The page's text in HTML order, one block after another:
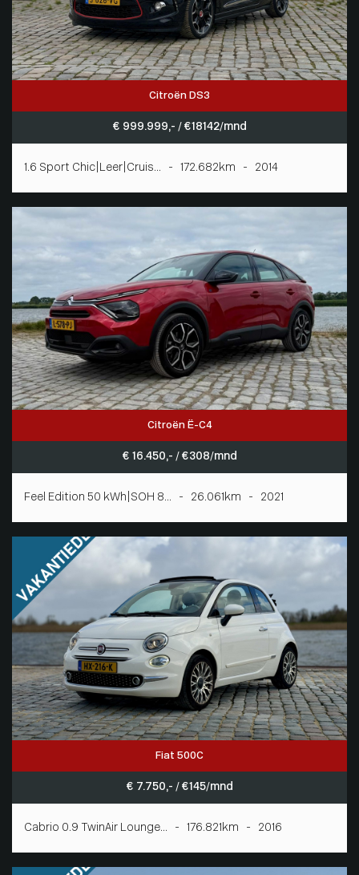
Citroën DS3
€ 999.999,- / € 18142/mnd
1.6 Sport Chic|Leer|Cruis... - 172.682km - 2014
Citroën Ë-C4
€ 16.450,- / € 308/mnd
Feel Edition 50 kWh|SOH 8... - 26.061km - 2021
Fiat 500C
€ 7.750,- / € 145/mnd
Cabrio 0.9 TwinAir Lounge... - 176.821km - 2016